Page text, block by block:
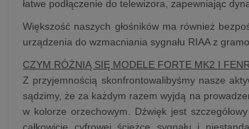
łatwe podłączenie do telewizora, zapewniając
Większość naszych głośników ma również
urządzenia do wzmacniania sygnału RIAA z
CZYM RÓŻNIĄ SIĘ MODELE FORTE MK2 I
Z przyjemnością skonfrontowalibyśmy nasze
sądzimy, że za każdym razem wyjdą na
w kolorze orzechowym. Dźwięk jest
całkowicie cyfrowej ścieżce sygnału i